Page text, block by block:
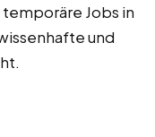
Jobs in
und